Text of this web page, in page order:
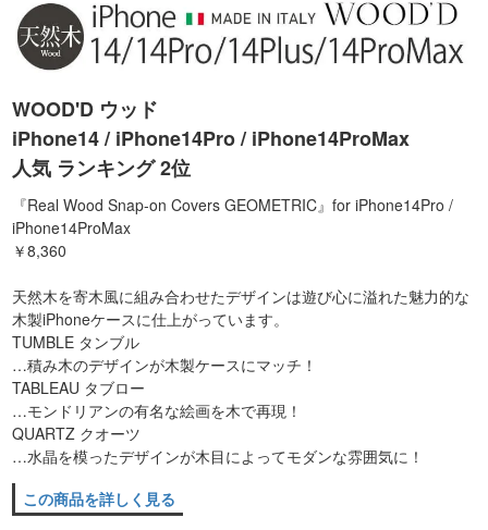
WOOD'D ウッド
iPhone14 / iPhone14Pro / iPhone14ProMax
人気 ランキング 2位
『Real Wood Snap-on Covers GEOMETRIC』for iPhone14Pro /
iPhone14ProMax
￥8,360
天然木を寄木風に組み合わせたデザインは遊び心に溢れた魅力的な
木製iPhoneケースに仕上がっています。
TUMBLE タンブル
…積み木のデザインが木製ケースにマッチ！
TABLEAU タブロー
…モンドリアンの有名な絵画を木で再現！
QUARTZ クオーツ
…水晶を模ったデザインが木目によってモダンな雰囲気に！
この商品を詳しく見る